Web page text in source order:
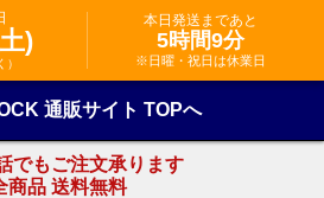
)
）
本日発送まであと
5時間9分
※日曜・祝日は休業日
通販サイト TOPへ
でもご注文承ります
商品 送料無料